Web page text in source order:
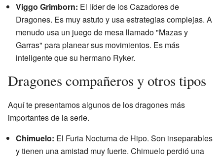
Viggo Grimborn: El líder de los Cazadores de
Dragones. Es muy astuto y usa estrategias complejas. A
menudo usa un juego de mesa llamado "Mazas y
Garras" para planear sus movimientos. Es más
inteligente que su hermano Ryker.
Dragones compañeros y otros tipos
Aquí te presentamos algunos de los dragones más
importantes de la serie.
Chimuelo: El Furia Nocturna de Hipo. Son inseparables
y tienen una amistad muy fuerte. Chimuelo perdió una